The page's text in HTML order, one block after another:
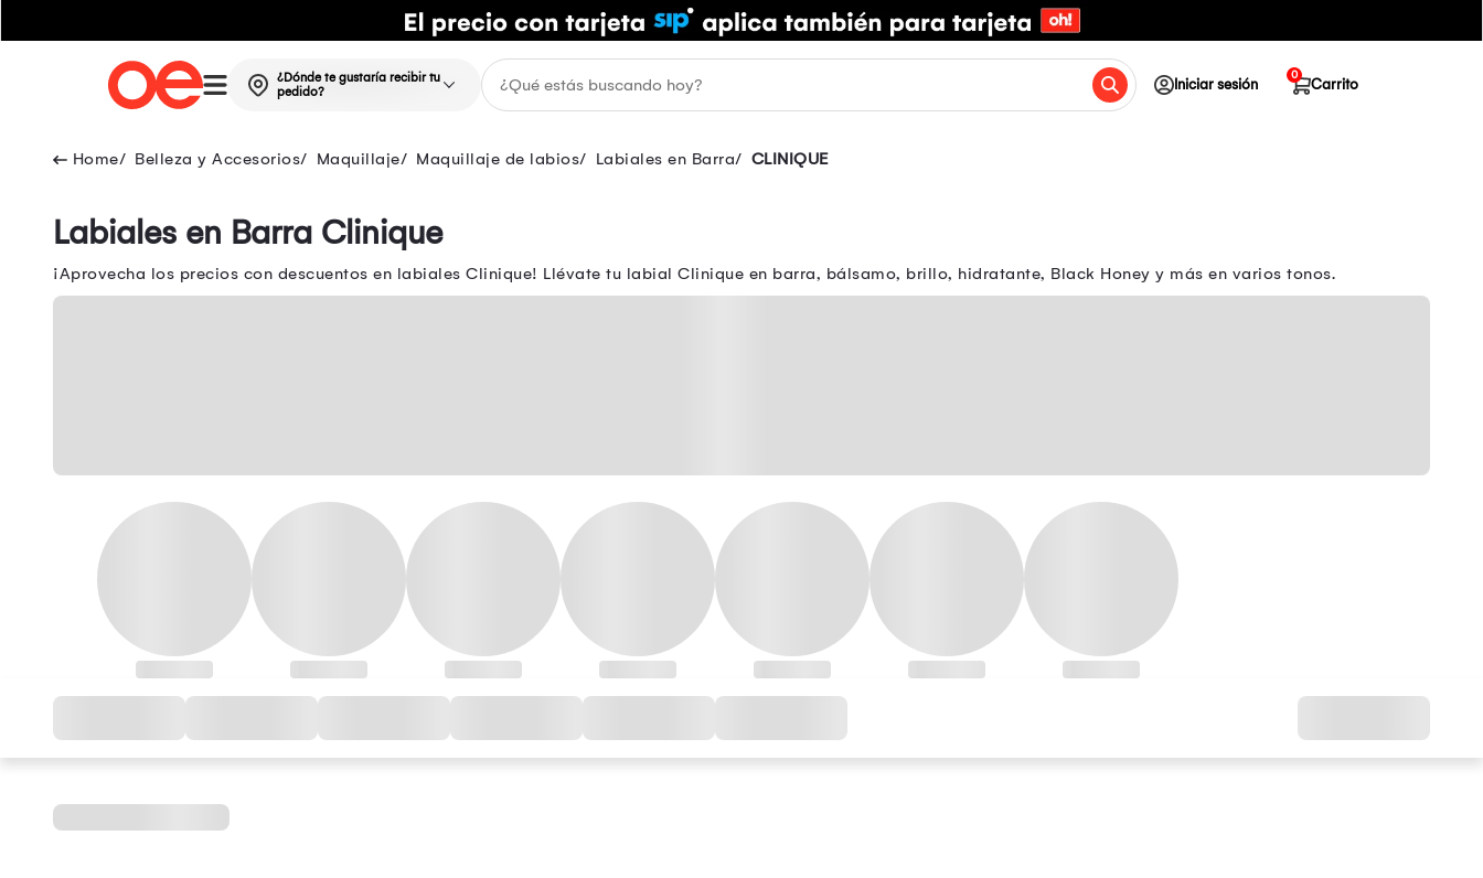
¿Dónde te gustaría recibir tu
pedido?
Iniciar sesión Carrito
0
Belleza y Accesorios Maquillaje Maquillaje de labios Labiales en Barra CLINIQUE
Labiales en Barra Clinique
¡Aprovecha los precios con descuentos en labiales Clinique! Llévate tu labial Clinique en barra, bálsamo, brillo, hidratante, Black Honey y más en varios tonos.